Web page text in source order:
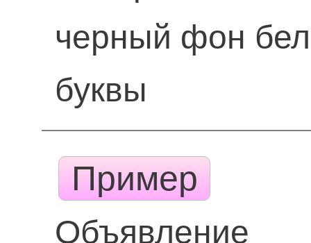
черный фон
буквы
Пример
Объявление